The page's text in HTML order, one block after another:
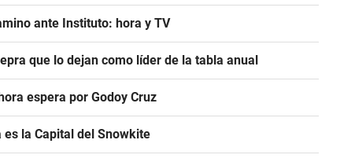
ante Instituto: hora y TV
que lo dejan como líder de la tabla anual
espera por Godoy Cruz
la Capital del Snowkite